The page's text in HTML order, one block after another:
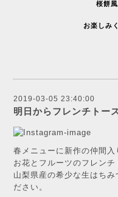
桜餅
お楽しみ
2019-03-05 23:40:00
明日からフレンチトー
春メニューに新作の仲間入
お花とフルーツのフレンチ
山梨県産の希少な生はち
ださい。